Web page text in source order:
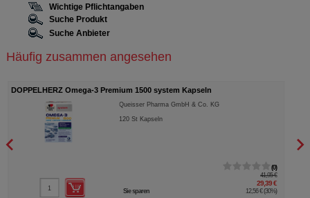
Wichtige Pflichtangaben
Suche Produkt
Suche Anbieter
Häufig zusammen angesehen
DOPPELHERZ Omega-3 Premium 1500 system Kapseln
Queisser Pharma GmbH & Co. KG
120St Kapseln
0
41,95 €
29,39 €
Sie sparen 12,56 € (30%)